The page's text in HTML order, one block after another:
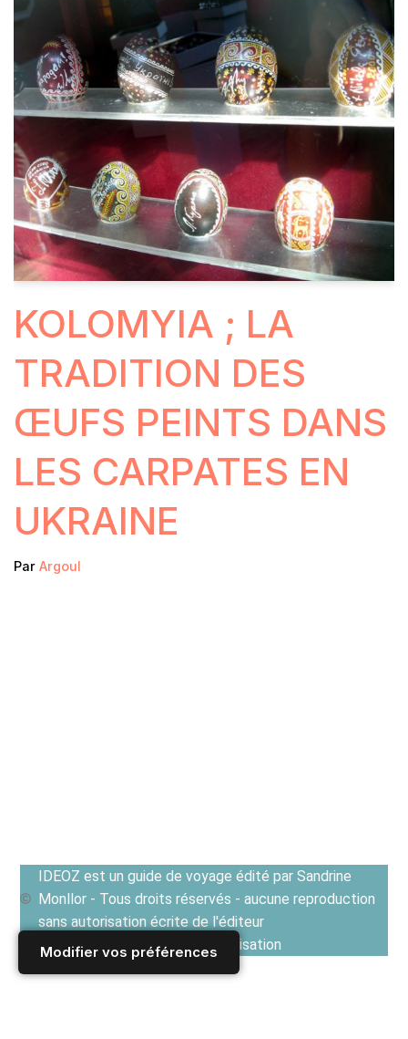
Modifier vos préférences
KOLOMYIA ; LA
TRADITION DES
ŒUFS PEINTS DANS
LES CARPATES EN
UKRAINE
Par Argoul
IDEOZ est un guide de voyage édité par Sandrine
Monllor - Tous droits réservés - aucune reproduction
sans autorisation écrite de l'éditeur
Voir les Conditions générales d'utilisation